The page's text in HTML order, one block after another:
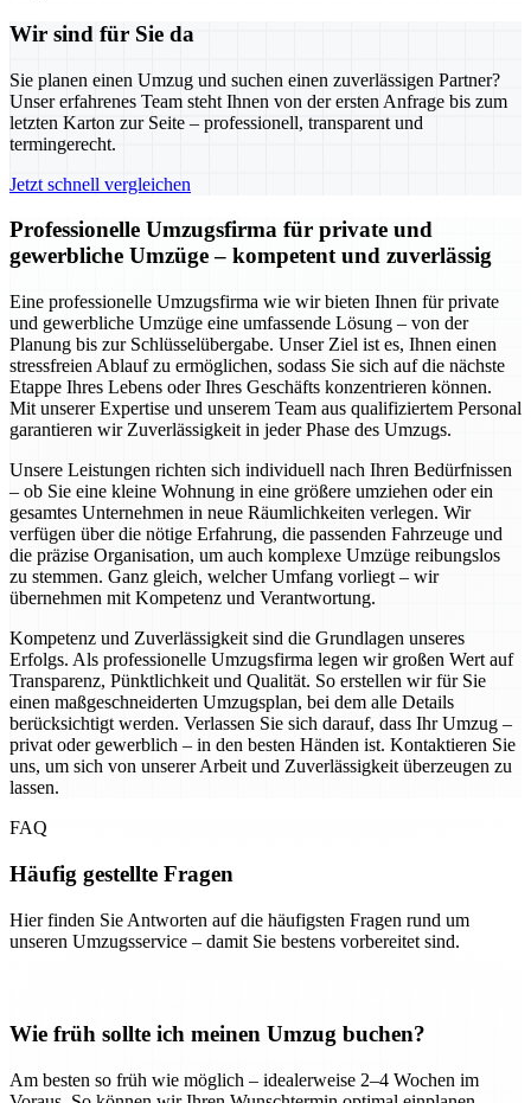
Wir sind für Sie da
Sie planen einen Umzug und suchen einen zuverlässigen Partner?
Unser erfahrenes Team steht Ihnen von der ersten Anfrage bis zum
letzten Karton zur Seite – professionell, transparent und
termingerecht.
Jetzt schnell vergleichen
Professionelle Umzugsfirma für private und
gewerbliche Umzüge – kompetent und zuverlässig
Eine professionelle Umzugsfirma wie wir bieten Ihnen für private
und gewerbliche Umzüge eine umfassende Lösung – von der
Planung bis zur Schlüsselübergabe. Unser Ziel ist es, Ihnen einen
stressfreien Ablauf zu ermöglichen, sodass Sie sich auf die nächste
Etappe Ihres Lebens oder Ihres Geschäfts konzentrieren können.
Mit unserer Expertise und unserem Team aus qualifiziertem Personal
garantieren wir Zuverlässigkeit in jeder Phase des Umzugs.
Unsere Leistungen richten sich individuell nach Ihren Bedürfnissen
– ob Sie eine kleine Wohnung in eine größere umziehen oder ein
gesamtes Unternehmen in neue Räumlichkeiten verlegen. Wir
verfügen über die nötige Erfahrung, die passenden Fahrzeuge und
die präzise Organisation, um auch komplexe Umzüge reibungslos
zu stemmen. Ganz gleich, welcher Umfang vorliegt – wir
übernehmen mit Kompetenz und Verantwortung.
Kompetenz und Zuverlässigkeit sind die Grundlagen unseres
Erfolgs. Als professionelle Umzugsfirma legen wir großen Wert auf
Transparenz, Pünktlichkeit und Qualität. So erstellen wir für Sie
einen maßgeschneiderten Umzugsplan, bei dem alle Details
berücksichtigt werden. Verlassen Sie sich darauf, dass Ihr Umzug –
privat oder gewerblich – in den besten Händen ist. Kontaktieren Sie
uns, um sich von unserer Arbeit und Zuverlässigkeit überzeugen zu
lassen.
FAQ
Häufig gestellte Fragen
Hier finden Sie Antworten auf die häufigsten Fragen rund um
unseren Umzugsservice – damit Sie bestens vorbereitet sind.
Wie früh sollte ich meinen Umzug buchen?
Am besten so früh wie möglich – idealerweise 2–4 Wochen im